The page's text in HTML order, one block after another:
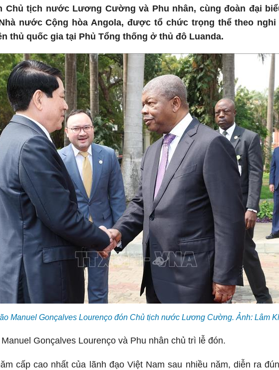
Chủ tịch nước Lương Cường và Phu nhân, cùng đoàn đại
nước Cộng hòa Angola, được tổ chức trọng thể theo
thủ quốc gia tại Phủ Tổng thống ở thủ đô Luanda.
Manuel Gonçalves Lourenço đón Chủ tịch nước Lương Cường. Ảnh: Lâm
Gonçalves Lourenço và Phu nhân chủ trì lễ đón.
cấp cao nhất của lãnh đạo Việt Nam sau nhiều năm, diễn ra